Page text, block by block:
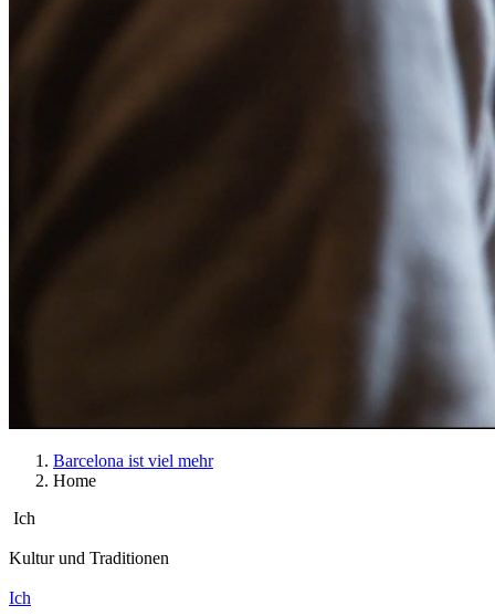
Barcelona ist viel mehr
Home
Ich
Kultur und Traditionen
Ich